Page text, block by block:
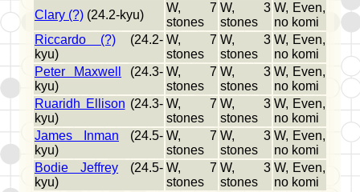
Clary (?) (24.2-kyu)
W, 7
stones
W, 3
stones
W, Even,
no komi
Riccardo (?) (24.2-
kyu)
W, 7
stones
W, 3
stones
W, Even,
no komi
Peter Maxwell
(24.3-
kyu)
W, 7
stones
W, 3
stones
W, Even,
no komi
Ruaridh Ellison (24.3-
kyu)
W, 7
stones
W, 3
stones
W, Even,
no komi
James Inman (24.5-
kyu)
W, 7
stones
W, 3
stones
W, Even,
no komi
Bodie Jeffrey (24.5-
kyu)
W, 7
stones
W, 3
stones
W, Even,
no komi